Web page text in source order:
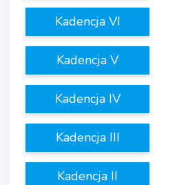
Kadencja VI
Kadencja V
Kadencja IV
Kadencja III
Kadencja II